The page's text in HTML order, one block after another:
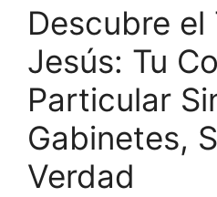
Descubre el
Jesús: Tu
Particular
Gabinetes,
Verdad